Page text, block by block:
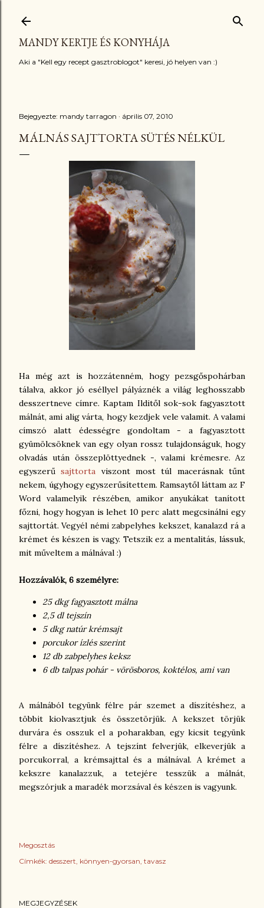
MANDY KERTJE ÉS KONYHÁJA
Aki a "Kell egy recept gasztroblogot" keresi, jó helyen van :)
Bejegyezte: mandy tarragon április 07, 2010
MÁLNÁS SAJTTORTA SÜTÉS NÉLKÜL
Ha még azt is hozzátenném, hogy pezsgőspohárban
tálalva, akkor jó eséllyel pályáznék a világ leghosszabb
desszertneve címre. Kaptam Ilditől sok-sok fagyasztott
málnát, ami alig várta, hogy kezdjek vele valamit. A valami
címszó alatt édességre gondoltam - a fagyasztott
gyümölcsöknek van egy olyan rossz tulajdonságuk, hogy
olvadás után összeplöttyednek -, valami krémesre. Az
egyszerűsajttorta viszont most túl macerásnak tűnt
nekem, úgyhogy egyszerűsítettem. Ramsaytől láttam az F
Word valamelyik részében, amikor anyukákat tanított
főzni, hogy hogyan is lehet 10 perc alatt megcsinálni egy
sajttortát. Vegyél némi zabpelyhes kekszet, kanalazd rá a
krémet és készen is vagy. Tetszik ez a mentalitás, lássuk,
mit műveltem a málnával :)
Hozzávalók, 6 személyre:
25 dkg fagyasztott málna
2,5 dl tejszín
5 dkg natúr krémsajt
porcukor ízlés szerint
12 db zabpelyhes keksz
6 db talpas pohár - vörösboros, koktélos, ami van
A málnából tegyünk félre pár szemet a díszítéshez, a
többit kiolvasztjuk és összetörjük. A kekszet törjük
durvára és osszuk el a poharakban, egy kicsit tegyünk
félre a díszítéshez. A tejszínt felverjük, elkeverjük a
porcukorral, a krémsajttal és a málnával. A krémet a
kekszre kanalazzuk, a tetejére tesszük a málnát,
megszórjuk a maradék morzsával és készen is vagyunk.
Megosztás
Címkék: desszert könnyen-gyorsan tavasz
MEGJEGYZÉSEK